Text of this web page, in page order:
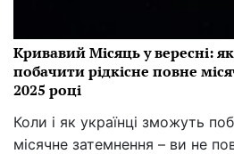
Кривавий Місяць у вересні:
побачити рідкісне повне
2025 році
Коли і як українці зможуть
місячне затемнення – ви не